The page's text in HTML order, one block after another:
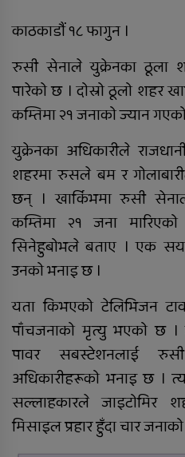
तुलसीपुरमा
ठोक्किँदा
निःशुल्क
सञ्चालन
दाङमा
आरोपमा
रोल्पामा
मृत्यु
काठकाडौं १८ फागुन ।
रुसी सेनाले युक्रेनका ठूला
पारेको छ । दोस्रो ठूलो शहर
कम्तिमा २१ जनाको ज्यान
युक्रेनका अधिकारीले
शहरमा रुसले बम र
छन् । खार्किभमा रुसी
कम्तिमा २१ जना
सिनेहुबोभले बताए । एक
उनको भनाइ छ ।
यता किभएको टेलिभिजन
पाँचजनाको मृत्यु भएको छ ।
पावर सबस्टेशनलाई
अधिकारीहरूको भनाइ छ ।
सल्लाहकारले जाइटोमिर
मिसाइल प्रहार हुँदा चार